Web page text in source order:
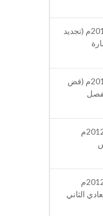
مرسوم أميري رقم (9) لسنة 2013م (تجديد
مرسوم أميري رقم (7) لسنة 2013م (فض
مرسوم أميري رقم (43) لسنة 2012م
مرسوم أميري رقم (32) لسنة 2012م
الثاني